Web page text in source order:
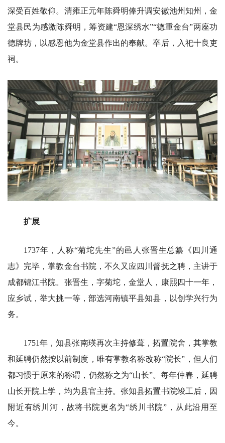
深受百姓敬仰。清雍正元年陈舜明俸升调安徽池州知州，金
堂县民为感激陈舜明，筹资建“恩深绣水”“德重金台”两座功
德牌坊，以感恩他为金堂县作出的奉献。卒后，入祀十良吏
祠。
扩展
1737年，人称“菊坨先生”的邑人张晋生总纂《四川通
志》完毕，掌教金台书院，不久又应四川督抚之聘，主讲于
成都锦江书院。张晋生，字菊坨，金堂人，康熙四十一年，
应乡试，举大挑一等，部选河南镇平县知县，以创学兴行为
务。
1751年，知县张南瑛再次主持修葺，拓置院舍，其掌教
和延聘仍然按以前制度，唯有掌教名称改称“院长”，但人们
都习惯于原来的称谓，仍然称之为“山长”。每年仲春，延聘
山长开院上学，均为县官主持。张知县拓置书院竣工后，因
附近有绣川河，故将书院更名为“绣川书院”，从此沿用至
今。